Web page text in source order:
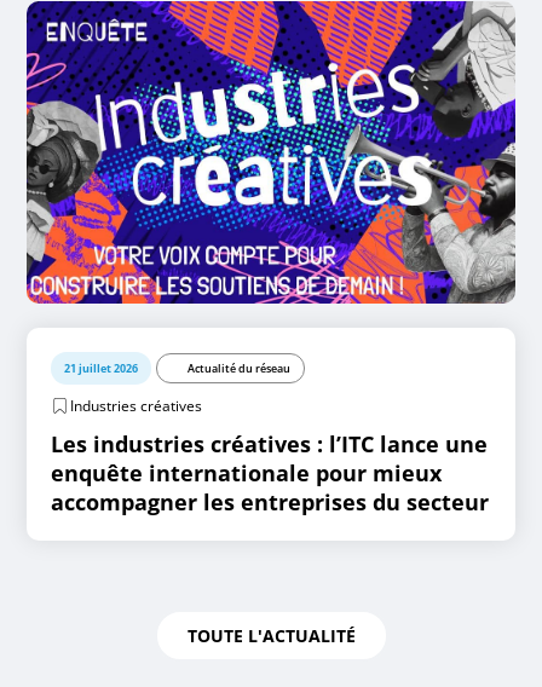
21 juillet 2026 Actualité du réseau
Industries créatives
Les industries créatives : l’ITC lance une
enquête internationale pour mieux
accompagner les entreprises du secteur
TOUTE L'ACTUALITÉ